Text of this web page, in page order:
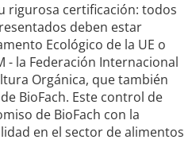
rigurosa certificación: todos
deben estar
Ecológico de la UE o
- la Federación Internacional
Orgánica, que también
BioFach. Este control de
de BioFach con la
en el sector de alimentos